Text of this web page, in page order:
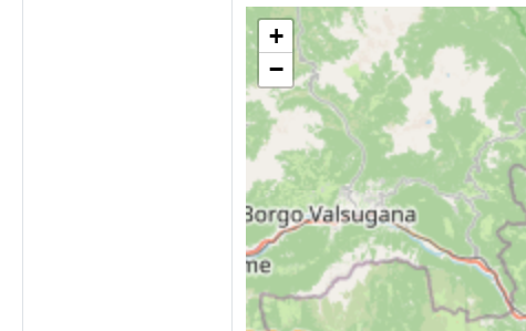
+
−